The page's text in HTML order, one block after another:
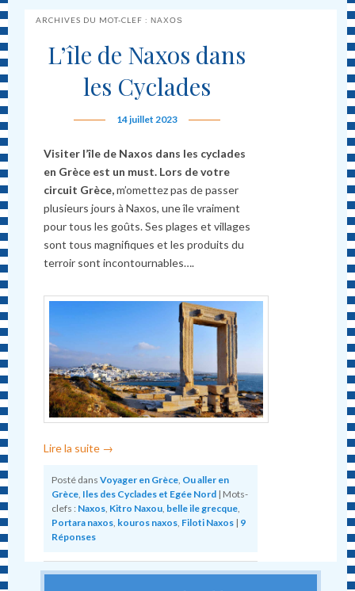
ARCHIVES DU MOT-CLEF :NAXOS
L’île de Naxos dans
les Cyclades
14 juillet 2023
Visiter l’île de Naxos dans les cyclades
en Grèce est un must. Lors de votre
circuit Grèce,m’omettez pas de passer
plusieurs jours à Naxos, une île vraiment
pour tous les goûts. Ses plages et villages
sont tous magnifiques et les produits du
terroir sont incontournables….
Lire la suite →
Posté dans Voyager en Grèce Ou aller en
Grèce Iles des Cyclades et Egée Nord | Mots-
clefs : Naxos Kitro Naxou belle ile grecque
Portara naxos kouros naxos Filoti Naxos | 9
Réponses